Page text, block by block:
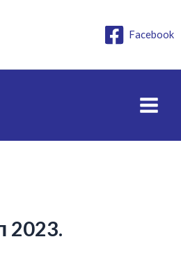
Facebook
2023.